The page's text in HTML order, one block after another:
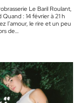
Le Baril Roulant,
Quand : 14 février à 21 h
l’amour, le rire et un peu
de…